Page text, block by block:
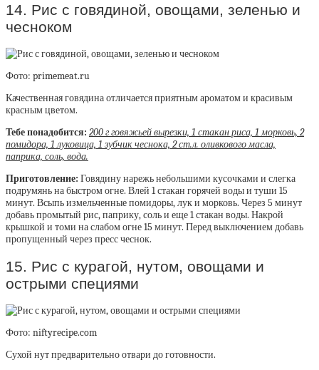
14. Рис с говядиной, овощами, зеленью и
чесноком
Фото: primemeat.ru
Качественная говядина отличается приятным ароматом и красивым
красным цветом.
Тебе понадобится: 200 г говяжьей вырезки, 1 стакан риса, 1 морковь, 2
помидора, 1 луковица, 1 зубчик чеснока, 2 ст.л. оливкового масла,
паприка, соль, вода.
Приготовление: Говядину нарежь небольшими кусочками и слегка
подрумянь на быстром огне. Влей 1 стакан горячей воды и туши 15
минут. Всыпь измельченные помидоры, лук и морковь. Через 5 минут
добавь промытый рис, паприку, соль и еще 1 стакан воды. Накрой
крышкой и томи на слабом огне 15 минут. Перед выключением добавь
пропущенный через пресс чеснок.
15. Рис с курагой, нутом, овощами и
острыми специями
Фото: niftyrecipe.com
Сухой нут предварительно отвари до готовности.